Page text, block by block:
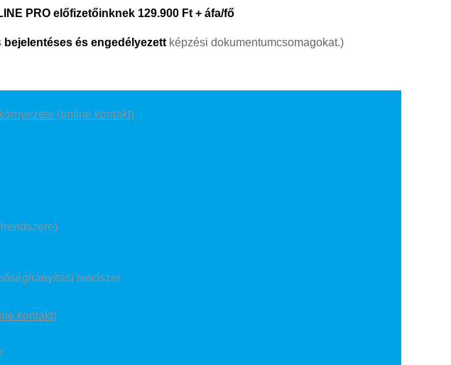
PRO előfizetőinknek 129.900 Ft + áfa/fő
bejelentéses és engedélyezett képzési dokumentumcsomagokat.)
(online kontakt)
rendszer
kontakt)